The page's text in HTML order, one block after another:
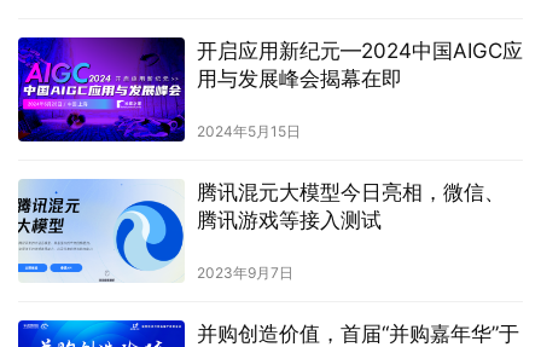
开启应用新纪元—2024中国AIGC应
用与发展峰会揭幕在即
2024年5月15日
腾讯混元大模型今日亮相，微信、
腾讯游戏等接入测试
2023年9月7日
并购创造价值，首届“并购嘉年华”于